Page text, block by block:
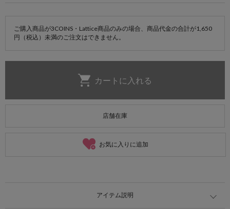
ご購入商品が3COINS・Lattice商品のみの場合、商品代金の合計が1,650
円（税込）未満のご注文はできません。
店舗在庫
お気に入りに追加
アイテム説明